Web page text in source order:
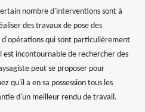
nombre d'interventions sont à
des travaux de pose des
qui sont particulièrement
incontournable de rechercher des
peut se proposer pour
qu'il a en sa possession tous les
d'un meilleur rendu de travail.